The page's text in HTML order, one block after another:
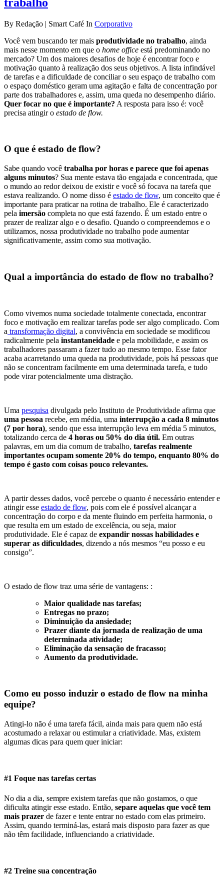
By Redação | Smart Café In Corporativo
Você vem buscando ter mais produtividade no trabalho, ainda
mais nesse momento em que o home office está predominando no
mercado? Um dos maiores desafios de hoje é encontrar foco e
motivação quanto à realização dos seus objetivos. A lista infindável
de tarefas e a dificuldade de conciliar o seu espaço de trabalho com
o espaço doméstico geram uma agitação e falta de concentração por
parte dos trabalhadores e, assim, uma queda no desempenho diário.
Quer focar no que é importante? A resposta para isso é: você
precisa atingir o estado de flow.
O que é estado de flow?
Sabe quando você trabalha por horas e parece que foi apenas
alguns minutos? Sua mente estava tão engajada e concentrada, que
o mundo ao redor deixou de existir e você só focava na tarefa que
estava realizando. O nome disso é estado de flow, um conceito que é
importante para praticar na rotina de trabalho. Ele é caracterizado
pela imersão completa no que está fazendo. É um estado entre o
prazer de realizar algo e o desafio. Quando o compreendemos e o
utilizamos, nossa produtividade no trabalho pode aumentar
significativamente, assim como sua motivação.
Qual a importância do estado de flow no trabalho?
Como vivemos numa sociedade totalmente conectada, encontrar
foco e motivação em realizar tarefas pode ser algo complicado. Com
a transformação digital, a convivência em sociedade se modificou
radicalmente pela instantaneidade e pela mobilidade, e assim os
trabalhadores passaram a fazer tudo ao mesmo tempo. Esse fator
acaba acarretando uma queda na produtividade, pois há pessoas que
não se concentram facilmente em uma determinada tarefa, e tudo
pode virar potencialmente uma distração.
Uma pesquisa divulgada pelo Instituto de Produtividade afirma que
uma pessoa recebe, em média, uma interrupção a cada 8 minutos
(7 por hora), sendo que essa interrupção leva em média 5 minutos,
totalizando cerca de 4 horas ou 50% do dia útil. Em outras
palavras, em um dia comum de trabalho, tarefas realmente
importantes ocupam somente 20% do tempo, enquanto 80% do
tempo é gasto com coisas pouco relevantes.
A partir desses dados, você percebe o quanto é necessário entender e
atingir esse estado de flow, pois com ele é possível alcançar a
concentração do corpo e da mente fluindo em perfeita harmonia, o
que resulta em um estado de excelência, ou seja, maior
produtividade. Ele é capaz de expandir nossas habilidades e
superar as dificuldades, dizendo a nós mesmos “eu posso e eu
consigo”.
O estado de flow traz uma série de vantagens: :
Maior qualidade nas tarefas;
Entregas no prazo;
Diminuição da ansiedade;
Prazer diante da jornada de realização de uma
determinada atividade;
Eliminação da sensação de fracasso;
Aumento da produtividade.
Como eu posso induzir o estado de flow na minha
equipe?
Atingi-lo não é uma tarefa fácil, ainda mais para quem não está
acostumado a relaxar ou estimular a criatividade. Mas, existem
algumas dicas para quem quer iniciar:
#1 Foque nas tarefas certas
No dia a dia, sempre existem tarefas que não gostamos, o que
dificulta atingir esse estado. Então, separe aquelas que você tem
mais prazer de fazer e tente entrar no estado com elas primeiro.
Assim, quando terminá-las, estará mais disposto para fazer as que
não têm facilidade, influenciando a criatividade.
#2 Treine sua concentração